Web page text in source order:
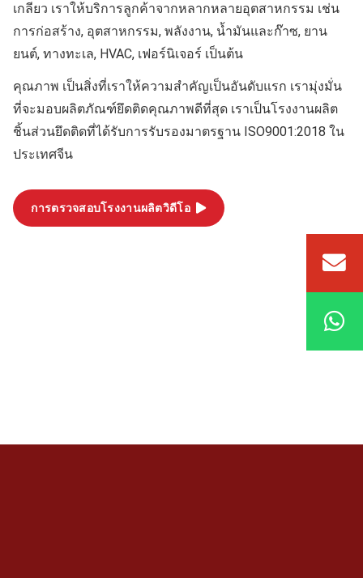
เกลียว เราให้บริการลูกค้าจากหลากหลายอุตสาหกรรม เช่น
การก่อสร้าง, อุตสาหกรรม, พลังงาน, น้ำมันและก๊าซ, ยาน
ยนต์, ทางทะเล, HVAC, เฟอร์นิเจอร์ เป็นต้น
คุณภาพ เป็นสิ่งที่เราให้ความสำคัญเป็นอันดับแรก เรามุ่งมั่น
ที่จะมอบผลิตภัณฑ์ยึดติดคุณภาพดีที่สุด เราเป็นโรงงานผลิต
ชิ้นส่วนยึดติดที่ได้รับการรับรองมาตรฐาน ISO9001:2018 ใน
ประเทศจีน
การตรวจสอบโรงงานผลิตวิดีโอ